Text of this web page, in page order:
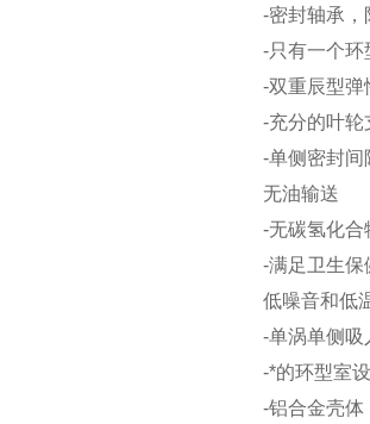
-密封轴承，
-只有一个环
-双重辰型弹
-充分的叶轮
-单侧密封间
无油输送
-无碳氢化合
-满足卫生保
低噪音和低
-单涡单侧
-*的环型室
-铝合金壳体